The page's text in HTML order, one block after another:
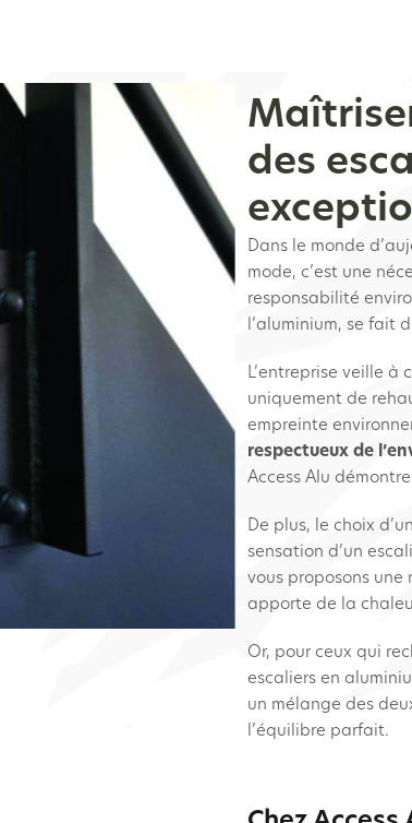
des
Dans le monde
mode, c’est une
responsabilité
l’aluminium, se fait
L’entreprise veille à
uniquement de
empreinte
respectueux de
Access Alu
De plus, le choix
sensation d’un
vous proposons
apporte de la
Or, pour ceux qui
escaliers en
un mélange des
l’équilibre parfait.